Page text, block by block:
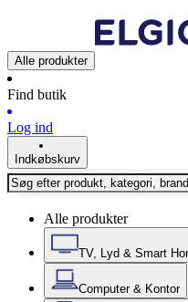
Alle produkter
Find butik
Log ind
Indkøbskurv
Alle produkter
TV, Lyd & Smart
Computer & Kontor